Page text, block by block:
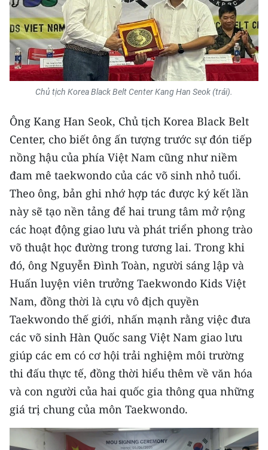
ENGLISH
中文
FRANÇAIS
РУССКИЙ
ESPAÑOL
한국어
Chủ tịch Korea Black Belt Center Kang Han Seok (trái).
Ông Kang Han Seok, Chủ tịch Korea Black Belt
Center, cho biết ông ấn tượng trước sự đón tiếp
nồng hậu của phía Việt Nam cũng như niềm
đam mê taekwondo của các võ sinh nhỏ tuổi.
Theo ông, bản ghi nhớ hợp tác được ký kết lần
này sẽ tạo nền tảng để hai trung tâm mở rộng
các hoạt động giao lưu và phát triển phong trào
võ thuật học đường trong tương lai. Trong khi
đó, ông Nguyễn Đình Toàn, người sáng lập và
Huấn luyện viên trưởng Taekwondo Kids Việt
Nam, đồng thời là cựu vô địch quyền
Taekwondo thế giới, nhấn mạnh rằng việc đưa
các võ sinh Hàn Quốc sang Việt Nam giao lưu
giúp các em có cơ hội trải nghiệm môi trường
thi đấu thực tế, đồng thời hiểu thêm về văn hóa
và con người của hai quốc gia thông qua những
giá trị chung của môn Taekwondo.